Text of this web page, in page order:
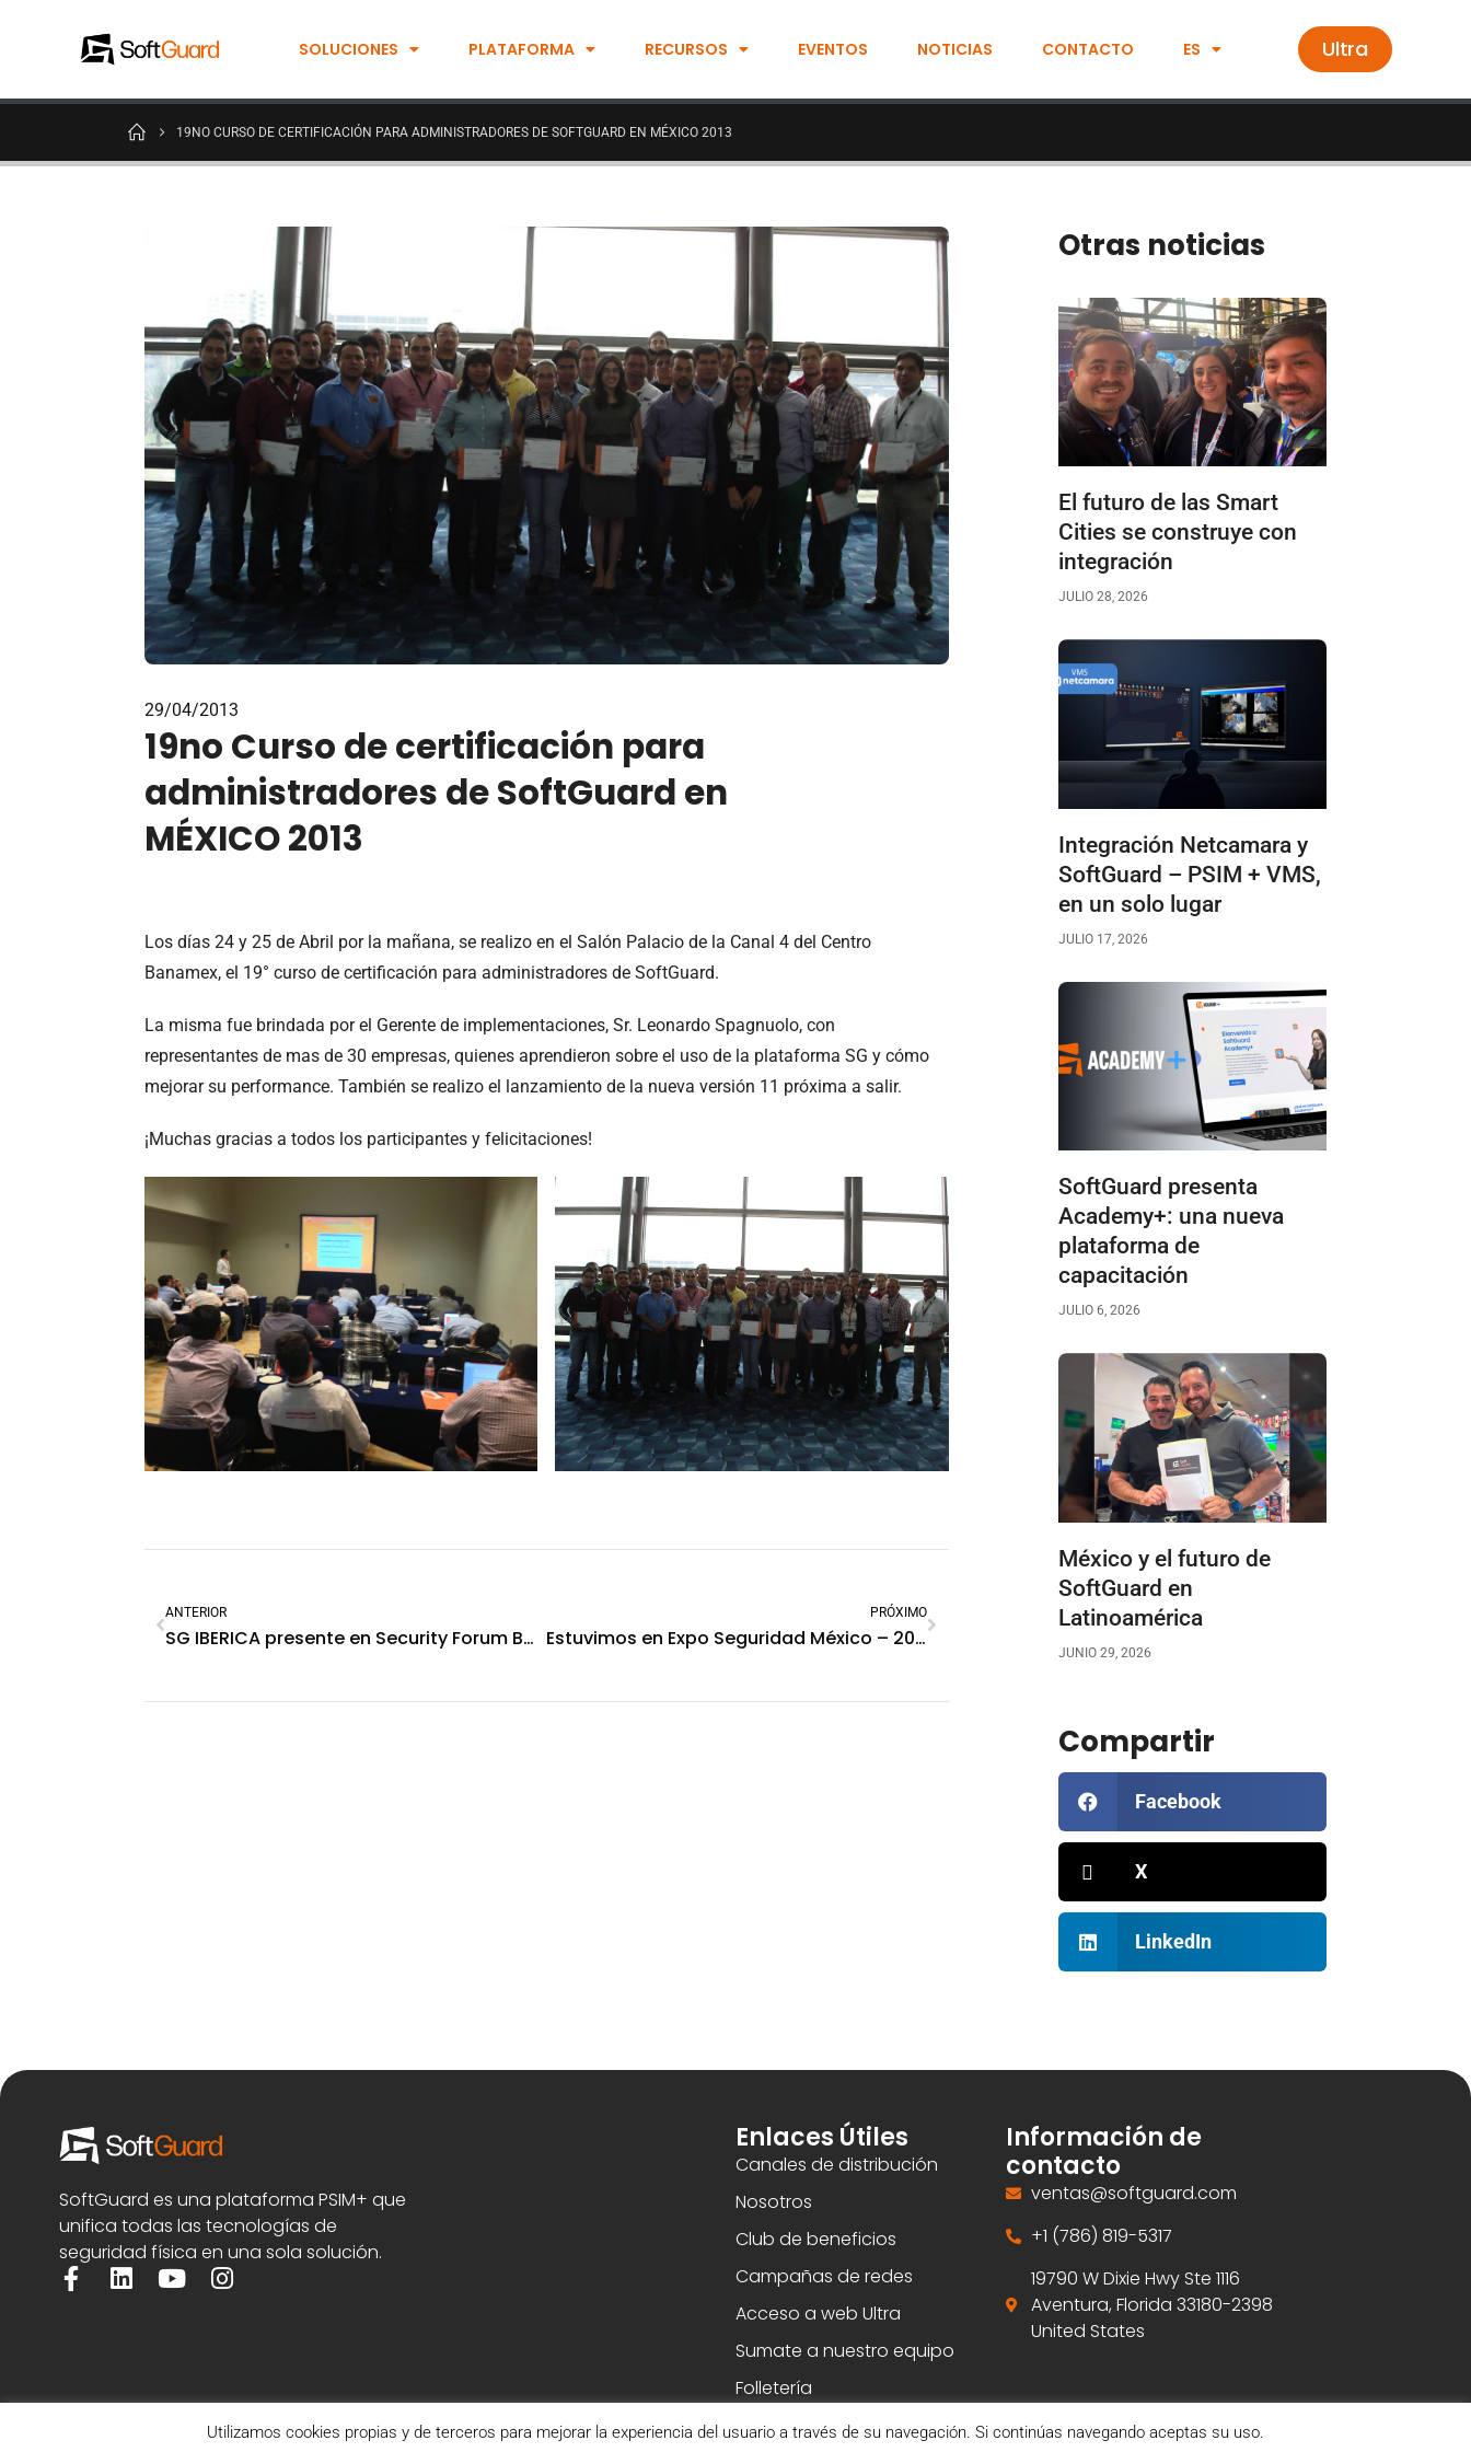
SOLUCIONES PLATAFORMA RECURSOS EVENTOS NOTICIAS CONTACTO ES Ultra
19NO CURSO DE CERTIFICACIÓN PARA ADMINISTRADORES DE SOFTGUARD EN MÉXICO 2013
29/04/2013
19no Curso de certificación para
administradores de SoftGuard en
MÉXICO 2013
Los días 24 y 25 de Abril por la mañana, se realizo en el Salón Palacio de la Canal 4 del Centro
Banamex, el 19° curso de certificación para administradores de SoftGuard.
La misma fue brindada por el Gerente de implementaciones, Sr. Leonardo Spagnuolo, con
representantes de mas de 30 empresas, quienes aprendieron sobre el uso de la plataforma SG y cómo
mejorar su performance. También se realizo el lanzamiento de la nueva versión 11 próxima a salir.
¡Muchas gracias a todos los participantes y felicitaciones!
ANTERIOR
SG IBERICA presente en Security Forum Barcelona 2013
PRÓXIMO
Estuvimos en Expo Seguridad México – 2013
Otras noticias
El futuro de las Smart
Cities se construye con
integración
JULIO 28, 2026
Integración Netcamara y
SoftGuard – PSIM + VMS,
en un solo lugar
JULIO 17, 2026
SoftGuard presenta
Academy+: una nueva
plataforma de
capacitación
JULIO 6, 2026
México y el futuro de
SoftGuard en
Latinoamérica
JUNIO 29, 2026
Compartir
Facebook
X
LinkedIn
SoftGuard es una plataforma PSIM+ que
unifica todas las tecnologías de
seguridad física en una sola solución.
Enlaces Útiles
Canales de distribución
Nosotros
Club de beneficios
Campañas de redes
Acceso a web Ultra
Sumate a nuestro equipo
Folletería
Información de
contacto
ventas@softguard.com
+1 (786) 819-5317
19790 W Dixie Hwy Ste 1116
Aventura, Florida 33180-2398
United States
Utilizamos cookies propias y de terceros para mejorar la experiencia del usuario a través de su navegación. Si continúas navegando aceptas su uso.